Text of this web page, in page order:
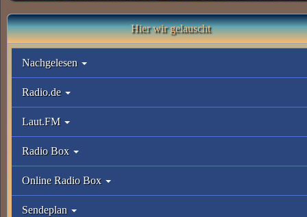
Hier wir gelauscht
Nachgelesen
Radio.de
Laut.FM
Radio Box
Online Radio Box
Sendeplan